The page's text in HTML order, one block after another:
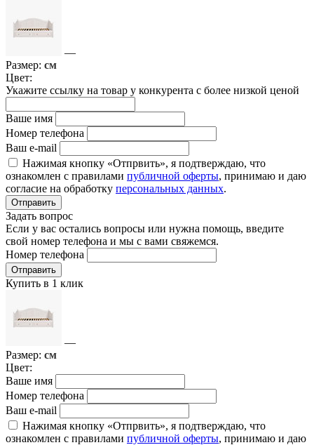
—
Размер: см
Цвет:
Укажите ссылку на товар у конкурента с более низкой ценой
Ваше имя
Номер телефона
Ваш e-mail
Нажимая кнопку «Отпрвить», я подтверждаю, что
ознакомлен с правилами публичной оферты, принимаю и даю
согласие на обработку персональных данных.
Отправить
Задать вопрос
Если у вас остались вопросы или нужна помощь, введите
свой номер телефона и мы с вами свяжемся.
Номер телефона
Отправить
Купить в 1 клик
—
Размер: см
Цвет:
Ваше имя
Номер телефона
Ваш e-mail
Нажимая кнопку «Отпрвить», я подтверждаю, что
ознакомлен с правилами публичной оферты, принимаю и даю